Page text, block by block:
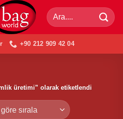
Ara:
+90 212 909 42 04
üretimi” olarak etiketlendi